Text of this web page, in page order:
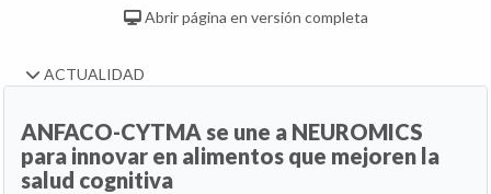
Abrir página en versión completa
ACTUALIDAD
ANFACO-CYTMA se une a NEUROMICS
para innovar en alimentos que mejoren la
salud cognitiva